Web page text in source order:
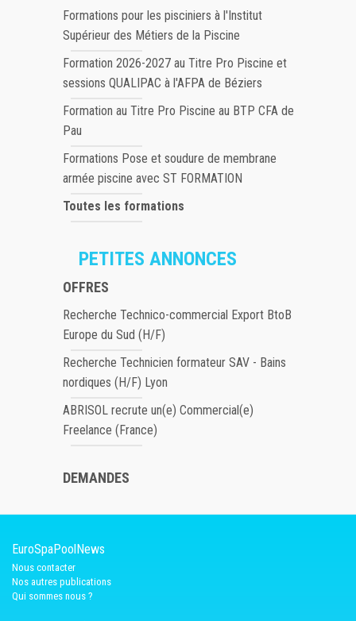
Formations pour les pisciniers à l'Institut
Supérieur des Métiers de la Piscine
Formation 2026-2027 au Titre Pro Piscine et
sessions QUALIPAC à l'AFPA de Béziers
Formation au Titre Pro Piscine au BTP CFA de
Pau
Formations Pose et soudure de membrane
armée piscine avec ST FORMATION
Toutes les formations
PETITES ANNONCES
OFFRES
Recherche Technico-commercial Export BtoB
Europe du Sud (H/F)
Recherche Technicien formateur SAV - Bains
nordiques (H/F) Lyon
ABRISOL recrute un(e) Commercial(e)
Freelance (France)
DEMANDES
EuroSpaPoolNews
Nous contacter
Nos autres publications
Qui sommes nous ?